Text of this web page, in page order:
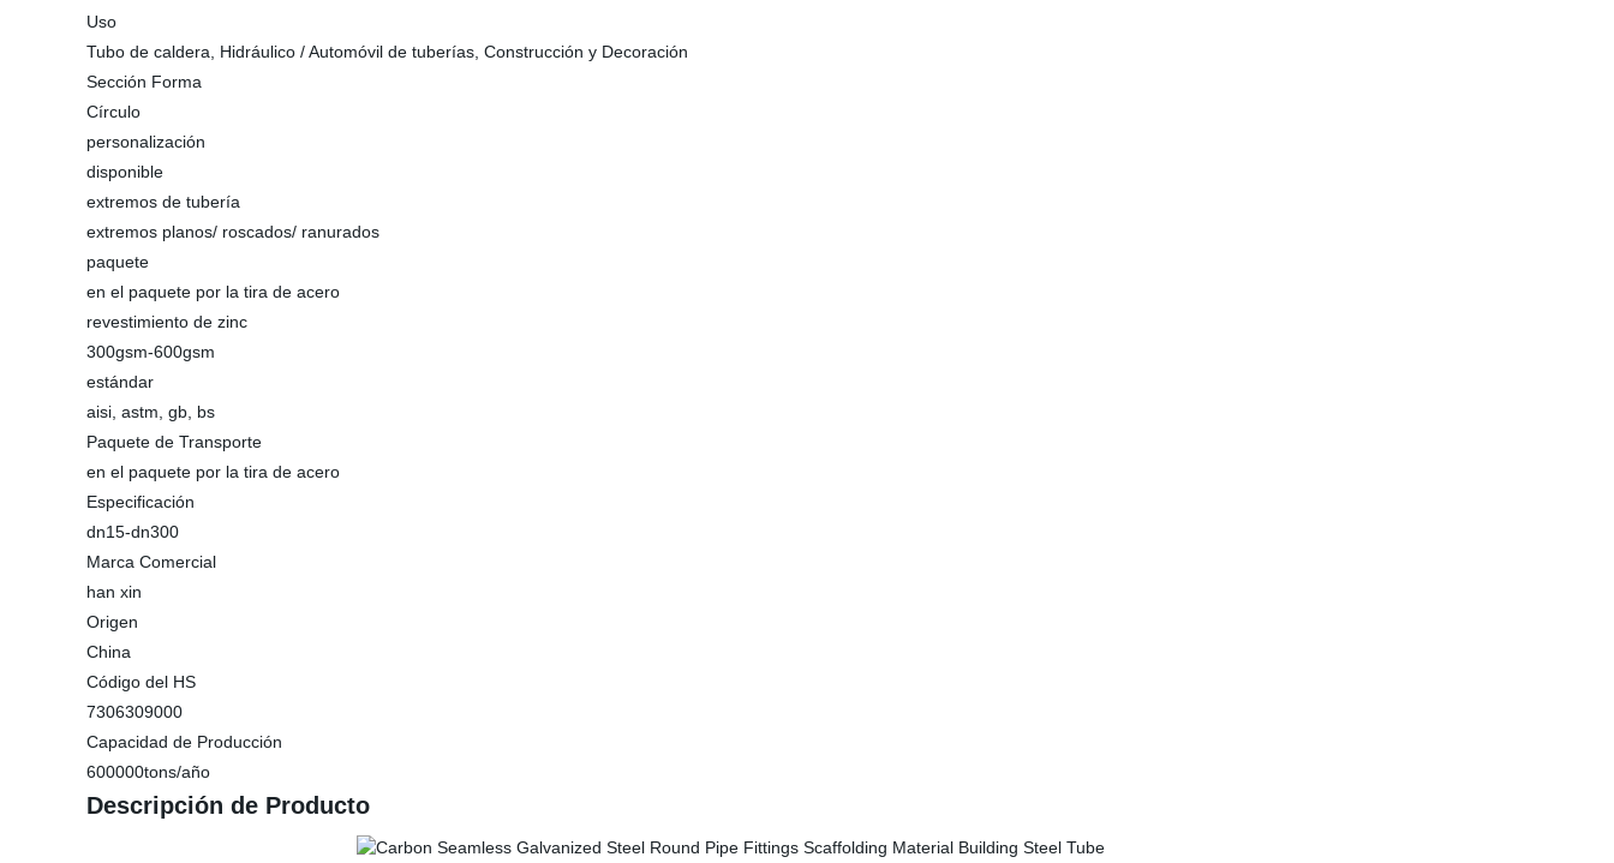
Uso
Tubo de caldera, Hidráulico / Automóvil de tuberías, Construcción y Decoración
Sección Forma
Círculo
personalización
disponible
extremos de tubería
extremos planos/ roscados/ ranurados
paquete
en el paquete por la tira de acero
revestimiento de zinc
300gsm-600gsm
estándar
aisi, astm, gb, bs
Paquete de Transporte
en el paquete por la tira de acero
Especificación
dn15-dn300
Marca Comercial
han xin
Origen
China
Código del HS
7306309000
Capacidad de Producción
600000tons/año
Descripción de Producto